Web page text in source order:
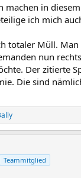
machen in
ich mich
totaler Müll. Man
nun
Der zitierte
Die sind
Teammitglied